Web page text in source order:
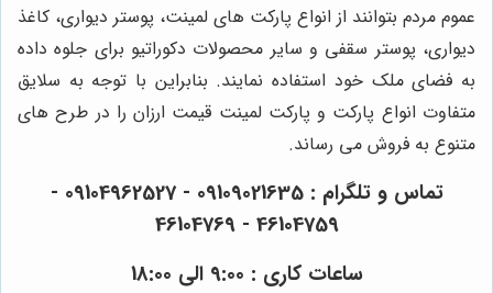
عموم مردم بتوانند از انواع پارکت های لمینت، پوستر دیواری، کاغذ
دیواری، پوستر سقفی و سایر محصولات دکوراتیو برای جلوه داده
به فضای ملک خود استفاده نمایند. بنابراین با توجه به سلایق
متفاوت انواع پارکت و پارکت لمینت قیمت ارزان را در طرح های
متنوع به فروش می رساند.
تماس و تلگرام : 09109021635 - 09104962527 -
46104759 - 46104769
ساعات کاری : 9:00 الی 18:00